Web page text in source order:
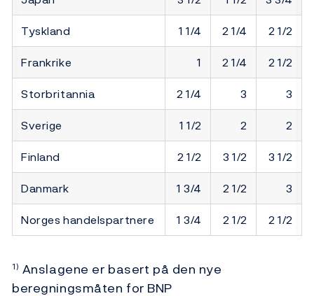
Tyskland
1 1/4 2 1/4
2 1/2
Frankrike
1 2 1/4
2 1/2
Storbritannia
2 1/4 3
3
Sverige
1 1/2 2
2
Finland
2 1/2 3 1/2
3 1/2
Danmark
1 3/4 2 1/2
3
Norges handelspartnere
1 3/4 2 1/2 2 1/2
1) Anslagene er basert på den nye
beregningsmåten for BNP